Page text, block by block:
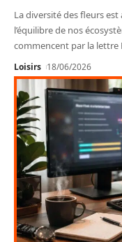
La diversité des fleurs est
l’équilibre de nos
commencent par la lettre
Loisirs 18/06/2026